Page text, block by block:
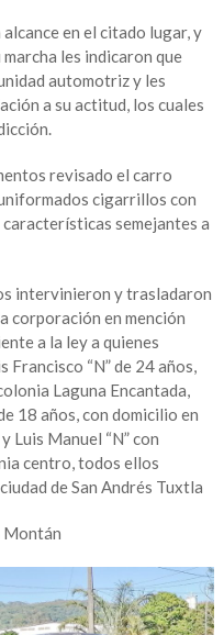
en el citado lugar, y
les indicaron que
automotriz y les
a su actitud, los cuales
revisado el carro
cigarrillos con
semejantes a
intervinieron y trasladaron
corporación en mención
a la ley a quienes
Francisco “N” de 24 años,
Laguna Encantada,
18 años, con domicilio en
Luis Manuel “N” con
centro, todos ellos
de San Andrés Tuxtla
Montán